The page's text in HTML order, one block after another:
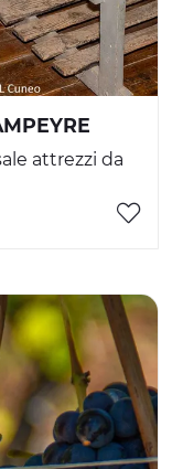
attrezzi da